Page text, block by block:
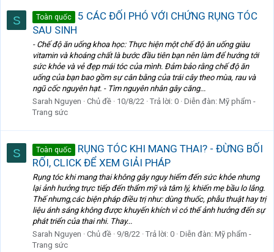
S Toàn quốc
5 CÁC ĐỐI PHÓ VỚI CHỨNG RỤNG TÓC
SAU SINH
- Chế độ ăn uống khoa học: Thực hiện một chế độ ăn uống giàu
vitamin và khoáng chất là bước đầu tiên bạn nên làm để hướng tới
sức khỏe và vẻ đẹp mái tóc của mình. Đảm bảo rằng chế độ ăn
uống của bạn bao gồm sự cân bằng của trái cây theo mùa, rau và
ngũ cốc nguyên hạt. - Tìm nguyên nhân gây căng...
Sarah Nguyen
Chủ đề 10/8/22 Trả lời: 0 Diễn đàn: Mỹ phẩm -
Trang sức
S Toàn quốc
RỤNG TÓC KHI MANG THAI? - ĐỪNG BỐI
RỐI, CLICK ĐỂ XEM GIẢI PHÁP
Rụng tóc khi mang thai không gây nguy hiểm đến sức khỏe nhưng
lại ảnh hưởng trực tiếp đến thẩm mỹ và tâm lý, khiến mẹ bầu lo lắng.
Thế nhưng,các biện pháp điều trị như: dùng thuốc, phẫu thuật hay trị
liệu ánh sáng không được khuyến khích vì có thể ảnh hưởng đến sự
phát triển của thai nhi. Thay...
Sarah Nguyen
Chủ đề 9/8/22 Trả lời: 0 Diễn đàn: Mỹ phẩm -
Trang sức